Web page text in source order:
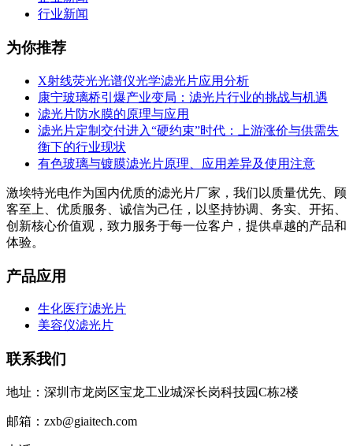
行业新闻
为你推荐
X射线荧光光谱仪光学滤光片应用分析
康宁玻璃桥引爆产业变局：滤光片行业的挑战与机遇
滤光片防水膜的原理与应用
滤光片定制交付进入“硬约束”时代：上游涨价与供需失
衡下的行业现状
有色玻璃与镀膜滤光片原理、应用差异及使用注意
激埃特光电作为国内优质的滤光片厂家，我们以质量优先、顾
客至上、优质服务、诚信为己任，以坚持协调、务实、开拓、
创新核心价值观，致力服务于每一位客户，提供卓越的产品和
体验。
产品应用
生化医疗滤光片
美容仪滤光片
联系我们
地址：深圳市龙岗区宝龙工业城深长岗科技园C栋2楼
邮箱：zxb@giaitech.com